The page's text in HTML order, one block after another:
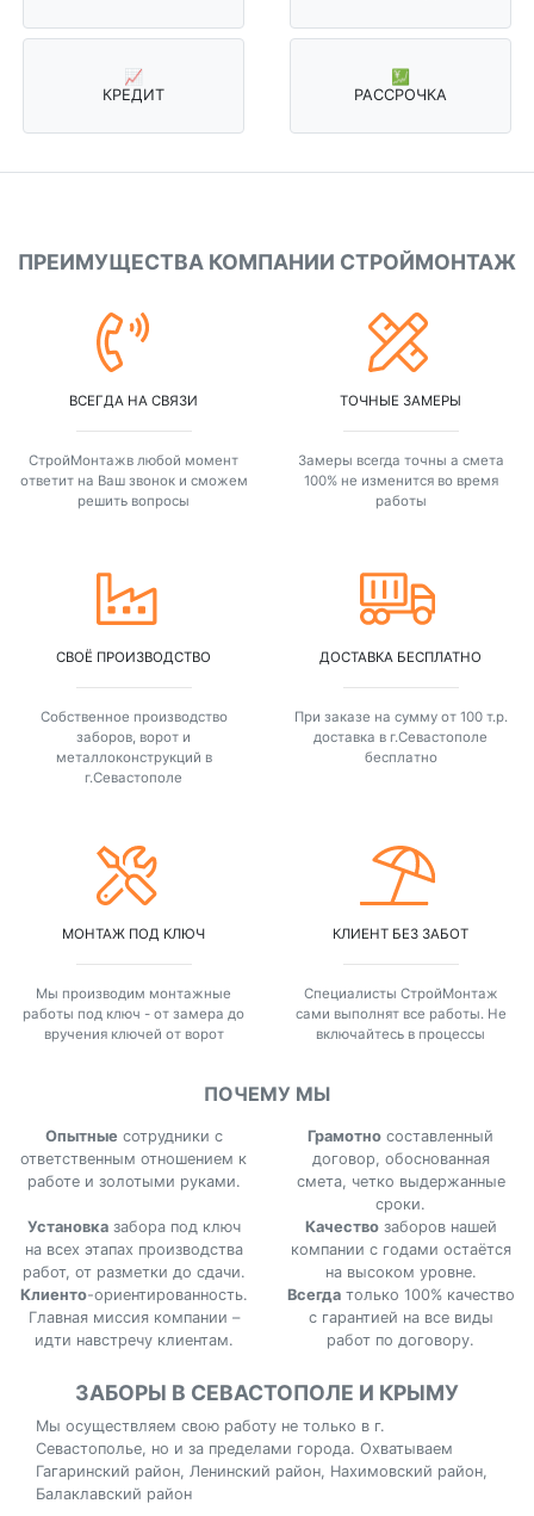
📈
КРЕДИТ
💹
РАССРОЧКА
ПРЕИМУЩЕСТВА КОМПАНИИ СТРОЙМОНТАЖ
ВСЕГДА НА СВЯЗИ
СтройМонтажв любой момент
ответит на Ваш звонок и сможем
решить вопросы
ТОЧНЫЕ ЗАМЕРЫ
Замеры всегда точны а смета
100% не изменится во время
работы
СВОЁ ПРОИЗВОДСТВО
Собственное производство
заборов, ворот и
металлоконструкций в
г.Севастополе
ДОСТАВКА БЕСПЛАТНО
При заказе на сумму от 100 т.р.
доставка в г.Севастополе
бесплатно
МОНТАЖ ПОД КЛЮЧ
Мы производим монтажные
работы под ключ - от замера до
вручения ключей от ворот
КЛИЕНТ БЕЗ ЗАБОТ
Специалисты СтройМонтаж
сами выполнят все работы. Не
включайтесь в процессы
ПОЧЕМУ МЫ
Опытные сотрудники с
ответственным отношением к
работе и золотыми руками.
Грамотно составленный
договор, обоснованная
смета, четко выдержанные
сроки.
Установказабора под ключ
на всех этапах производства
работ, от разметки до сдачи.
Качествозаборов нашей
компании с годами остаётся
на высоком уровне.
Клиенто-ориентированность.
Главная миссия компании –
идти навстречу клиентам.
Всегдатолько 100% качество
с гарантией на все виды
работ по договору.
ЗАБОРЫ В СЕВАСТОПОЛЕ И КРЫМУ
Мы осуществляем свою работу не только в г.
Севастополье, но и за пределами города. Охватываем
Гагаринский район, Ленинский район, Нахимовский район,
Балаклавский район